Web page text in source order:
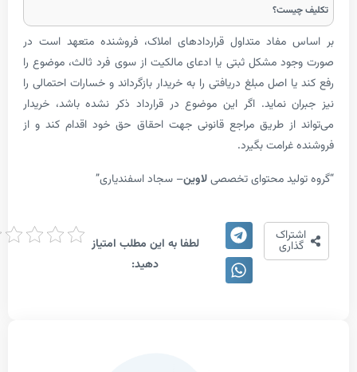
متداول قراردادهای املاک، فروشنده متعهد است در
مشکل ثبتی یا ادعای مالکیت از سوی فرد ثالث، موضوع را
اصل مبلغ دریافتی را به خریدار بازگرداند و خسارات احتمالی را
نماید. اگر این موضوع در قرارداد ذکر نشده باشد، خریدار
از طریق مراجع قانونی جهت احقاق حق خود اقدام کند و از
بگیرد.
محتوای تخصصیلاوین– سجاد اسفندیاری”
لطفا به این مطلب امتیاز
امتیاز
دهی